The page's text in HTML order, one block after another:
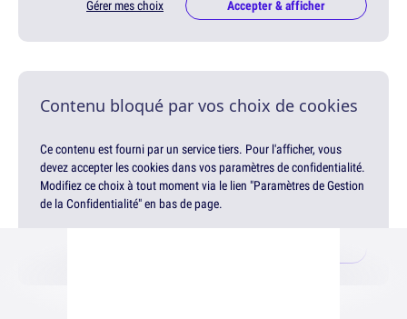
Gérer mes choix Accepter & afficher
Contenu bloqué par vos choix de cookies
Ce contenu est fourni par un service tiers. Pour l'afficher, vous
devez accepter les cookies dans vos paramètres de confidentialité.
Modifiez ce choix à tout moment via le lien "Paramètres de Gestion
de la Confidentialité" en bas de page.